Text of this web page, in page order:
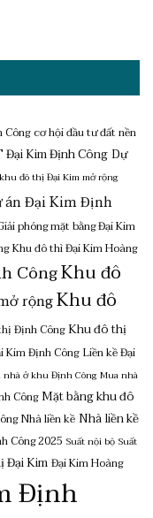
Công cơ hội đầu tư đất nền
Đại Kim Định CôngDự
đô thị Đại Kim mở rộng
án Đại Kim Định
phóng mặt bằng Đại Kim
Khu đô thì Đại Kim Hoàng
CôngKhu đô
rộngKhu đô
Định CôngKhu đô thị
Kim Định Công Liền kề Đại
nhà ở khu Định Công Mua nhà
CôngMặt bằng khu đô
Nhà liền kềNhà liền kề
Công 2025 Suất nội bộ Suất
Đại KimĐại Kim Hoàng
Định